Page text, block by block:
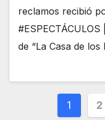
reclamos recibió
de “La Casa de
1 2